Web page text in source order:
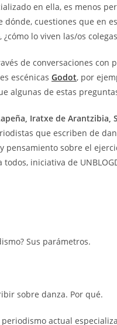
en ella, es menos
dónde, cuestiones que en
¿cómo lo viven las/os
de conversaciones
escénicas Godot, por
algunas de estas
Iratxe de
que escriben de
pensamiento sobre el
iniciativa de
Sus parámetros.
sobre danza. Por qué.
actual